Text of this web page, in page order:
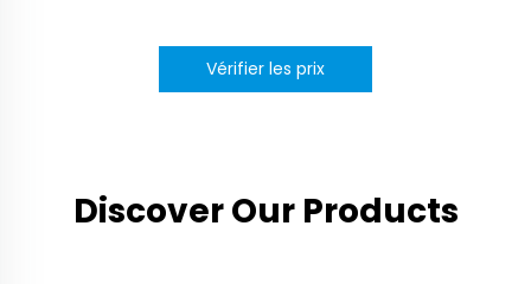
Vérifier les prix
Discover Our Products